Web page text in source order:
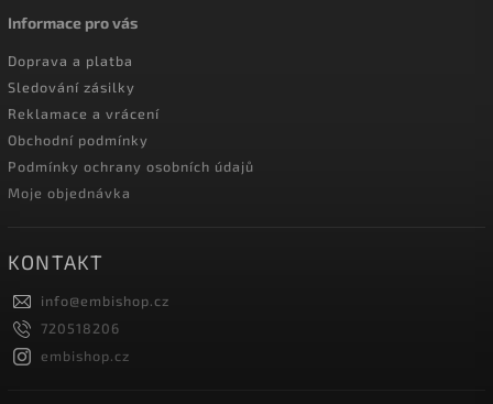
Informace pro vás
Doprava a platba
Sledování zásilky
Reklamace a vrácení
Obchodní podmínky
Podmínky ochrany osobních údajů
Moje objednávka
KONTAKT
info@embishop.cz
720518206
embishop.cz